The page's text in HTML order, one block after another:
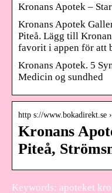
Kronans Apotek –
Kronans Apotek
Piteå. Lägg till
favorit i appen för att
Kronans Apotek. 5
Medicin og sundhed
http s://www.bokadirekt.se
Kronans
Piteå,
Keywords: apoteket